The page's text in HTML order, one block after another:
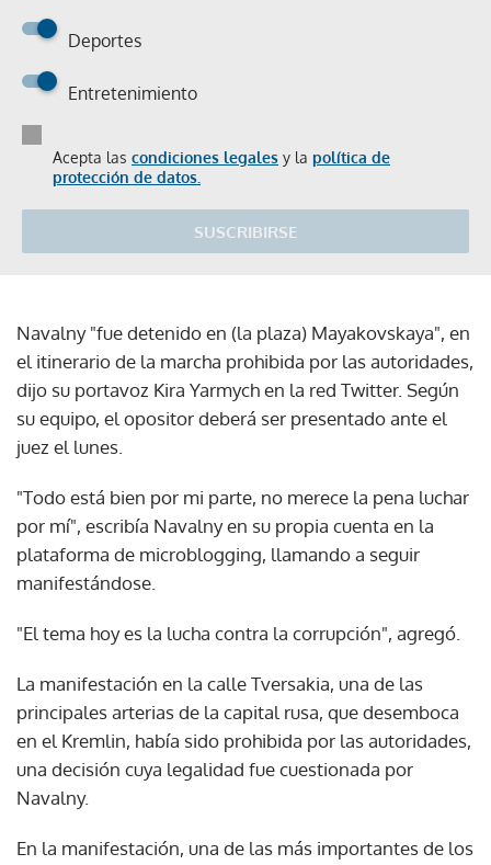
Deportes
Entretenimiento
Acepta las condiciones legales y la política de
protección de datos.
SUSCRIBIRSE
Navalny "fue detenido en (la plaza) Mayakovskaya", en
el itinerario de la marcha prohibida por las autoridades,
dijo su portavoz Kira Yarmych en la red Twitter. Según
su equipo, el opositor deberá ser presentado ante el
juez el lunes.
"Todo está bien por mi parte, no merece la pena luchar
por mí", escribía Navalny en su propia cuenta en la
plataforma de microblogging, llamando a seguir
manifestándose.
"El tema hoy es la lucha contra la corrupción", agregó.
La manifestación en la calle Tversakia, una de las
principales arterias de la capital rusa, que desemboca
en el Kremlin, había sido prohibida por las autoridades,
una decisión cuya legalidad fue cuestionada por
Navalny.
En la manifestación, una de las más importantes de los